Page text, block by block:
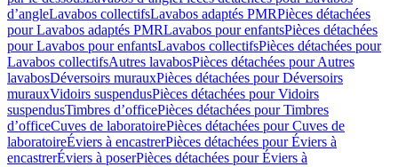
d’angleLavabos collectifsLavabos adaptés PMRPièces détachées
pour Lavabos adaptés PMRLavabos pour enfantsPièces détachées
pour Lavabos pour enfantsLavabos collectifsPièces détachées pour
Lavabos collectifsAutres lavabosPièces détachées pour Autres
lavabosDéversoirs murauxPièces détachées pour Déversoirs
murauxVidoirs suspendusPièces détachées pour Vidoirs
suspendusTimbres dʼofficePièces détachées pour Timbres
dʼofficeCuves de laboratoirePièces détachées pour Cuves de
laboratoireÉviers à encastrerPièces détachées pour Éviers à
encastrerÉviers à poserPièces détachées pour Éviers à